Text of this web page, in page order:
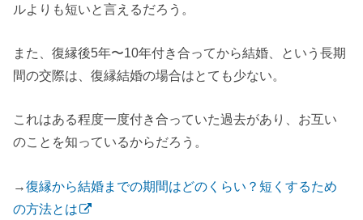
ルよりも短いと言えるだろう。
また、復縁後5年〜10年付き合ってから結婚、という長期
間の交際は、復縁結婚の場合はとても少ない。
これはある程度一度付き合っていた過去があり、お互い
のことを知っているからだろう。
→復縁から結婚までの期間はどのくらい？短くするため
の方法とは